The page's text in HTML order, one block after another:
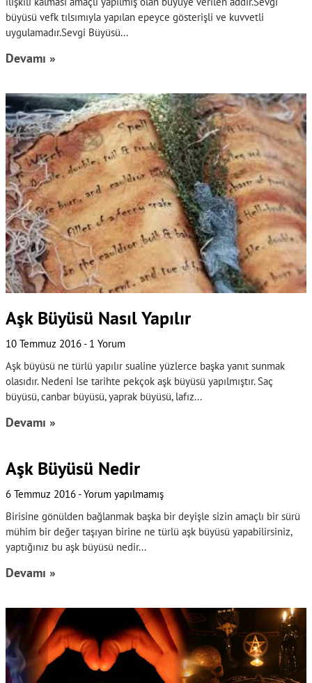
büyüsü vefk tılsımıyla yapılan epeyce gösterişli ve kuvvetli
uygulamadır.Sevgi Büyüsü
Devamı »
Aşk Büyüsü Nasıl Yapılır
10 Temmuz 2016
1 Yorum
Aşk büyüsü ne türlü yapılır sualine yüzlerce başka yanıt sunmak
olasıdır. Nedeni Ise tarihte pekçok aşk büyüsü yapılmıştır. Saç
büyüsü, canbar büyüsü, yaprak büyüsü, lafız
Devamı »
Aşk Büyüsü Nedir
6 Temmuz 2016 Yorum yapılmamış
Birisine gönülden bağlanmak başka bir deyişle sizin amaçlı bir sürü
mühim bir değer taşıyan birine ne türlü aşk büyüsü yapabilirsiniz,
yaptığınız bu aşk büyüsü nedir
Devamı »